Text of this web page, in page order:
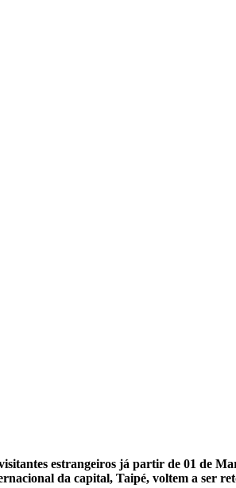
estrangeiros já partir de 01 de
da capital, Taipé, voltem a ser